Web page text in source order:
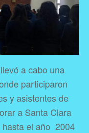
a cabo una
participaron
y asistentes de
a Santa Clara
el año 2004